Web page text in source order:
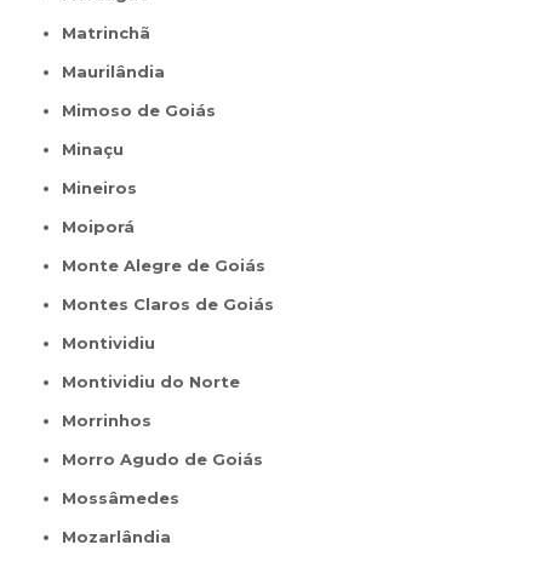
Matrinchã
Maurilândia
Mimoso de Goiás
Minaçu
Mineiros
Moiporá
Monte Alegre de Goiás
Montes Claros de Goiás
Montividiu
Montividiu do Norte
Morrinhos
Morro Agudo de Goiás
Mossâmedes
Mozarlândia